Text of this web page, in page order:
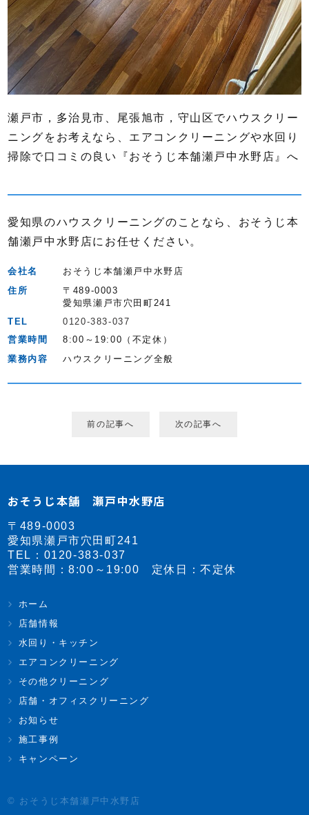
瀬戸市，多治見市、尾張旭市，守山区でハウスクリー
ニングをお考えなら、エアコンクリーニングや水回り
掃除で口コミの良い『おそうじ本舗瀬戸中水野店』へ
愛知県のハウスクリーニングのことなら、おそうじ本
舗瀬戸中水野店にお任せください。
会社名
おそうじ本舗瀬戸中水野店
住所
〒489-0003
愛知県瀬戸市穴田町241
TEL
0120-383-037
営業時間
8:00～19:00（不定休）
業務内容
ハウスクリーニング全般
前の記事へ 次の記事へ
おそうじ本舗 瀬戸中水野店
〒489-0003
愛知県瀬戸市穴田町241
TEL： 0120-383-037
営業時間：8:00～19:00 定休日：不定休
ホーム
店舗情報
水回り・キッチン
エアコンクリーニング
その他クリーニング
店舗・オフィスクリーニング
お知らせ
施工事例
キャンペーン
© おそうじ本舗瀬戸中水野店